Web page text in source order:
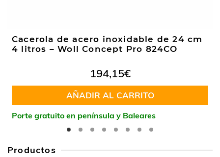
Cacerola de acero inoxidable de 24 cm
4 litros – Woll Concept Pro 824CO
194,15€
AÑADIR AL CARRITO
Porte gratuito en península y Baleares
Productos